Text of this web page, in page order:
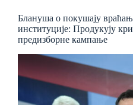
Блануша о покушају
институције: Продукују
предизборне кампање